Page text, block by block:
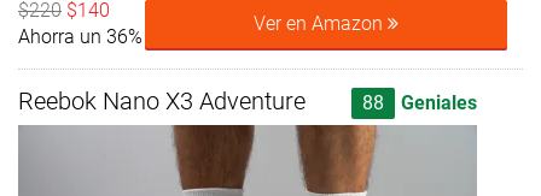
$220 $140
Ahorra un 36%
Ver en Amazon
Reebok Nano X3 Adventure 88 Geniales